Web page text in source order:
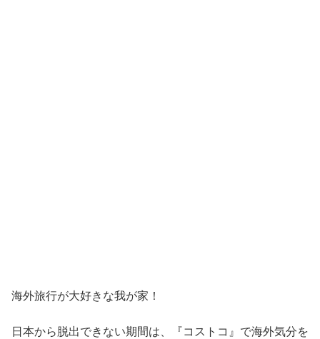
海外旅行が大好きな我が家！
日本から脱出できない期間は、『コストコ』 で海外気分を